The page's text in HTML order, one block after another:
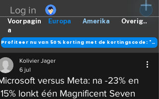
Log in
Europa Amerika Overig..
Voorpagin
a
Profiteer nu van 50% korting met de kortingscode: "DANK"
versus Meta: na -23% en
lonkt één Magnificent Seven
Kolivier Jager
6 jul